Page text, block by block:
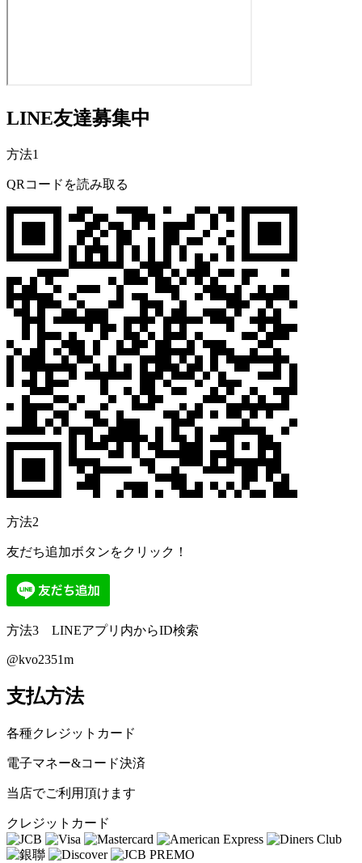
LINE友達募集中
方法1
QRコードを読み取る
方法2
友だち追加ボタンをクリック！
方法3 LINEアプリ内からID検索
@kvo2351m
支払方法
各種クレジットカード
電子マネー&コード決済
当店でご利用頂けます
クレジットカード